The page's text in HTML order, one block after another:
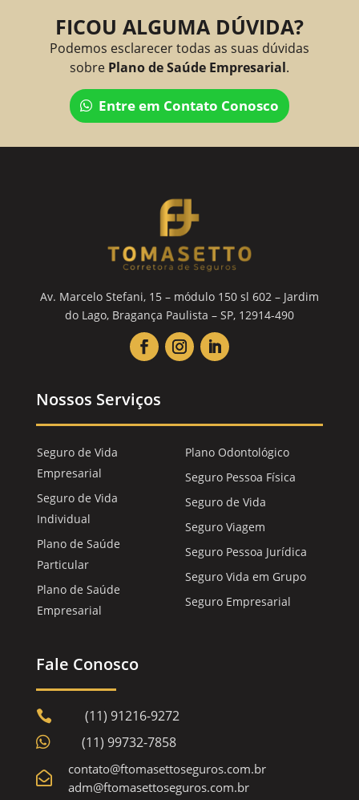
FICOU ALGUMA DÚVIDA?
Podemos esclarecer todas as suas dúvidas
sobre Plano de Saúde Empresarial.
Entre em Contato Conosco
Av. Marcelo Stefani, 15 – módulo 150 sl 602 – Jardim
do Lago, Bragança Paulista – SP, 12914-490
Nossos Serviços
Seguro de Vida
Empresarial
Seguro de Vida
Individual
Plano de Saúde
Particular
Plano de Saúde
Empresarial
Plano Odontológico
Seguro Pessoa Física
Seguro de Vida
Seguro Viagem
Seguro Pessoa Jurídica
Seguro Vida em Grupo
Seguro Empresarial
Fale Conosco
 (11) 91216-9272
 (11) 99732-7858

contato@ftomasettoseguros.com.br
adm@ftomasettoseguros.com.br